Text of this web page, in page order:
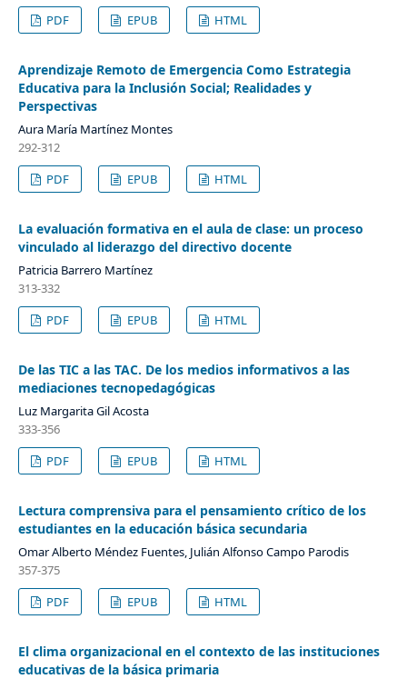
PDF EPUB HTML
Aprendizaje Remoto de Emergencia Como Estrategia
Educativa para la Inclusión Social; Realidades y
Perspectivas
Aura María Martínez Montes
292-312
PDF
EPUB HTML
La evaluación formativa en el aula de clase: un proceso
vinculado al liderazgo del directivo docente
Patricia Barrero Martínez
313-332
PDF
EPUB HTML
De las TIC a las TAC. De los medios informativos a las
mediaciones tecnopedagógicas
Luz Margarita Gil Acosta
333-356
PDF
EPUB HTML
Lectura comprensiva para el pensamiento crítico de los
estudiantes en la educación básica secundaria
Omar Alberto Méndez Fuentes, Julián Alfonso Campo Parodis
357-375
PDF
EPUB HTML
El clima organizacional en el contexto de las instituciones
educativas de la básica primaria